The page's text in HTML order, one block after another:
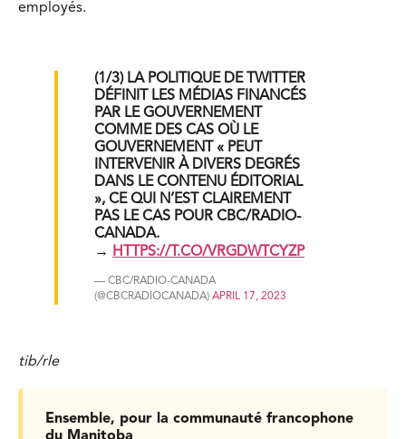
employés.
(1/3) LA POLITIQUE DE TWITTER
DÉFINIT LES MÉDIAS FINANCÉS
PAR LE GOUVERNEMENT
COMME DES CAS OÙ LE
GOUVERNEMENT « PEUT
INTERVENIR À DIVERS DEGRÉS
DANS LE CONTENU ÉDITORIAL
», CE QUI N’EST CLAIREMENT
PAS LE CAS POUR CBC/RADIO-
CANADA.
→
HTTPS://T.CO/VRGDWTCYZP
— CBC/RADIO-CANADA
(@CBCRADIOCANADA) APRIL 17, 2023
tib/rle
Ensemble, pour la communauté francophone